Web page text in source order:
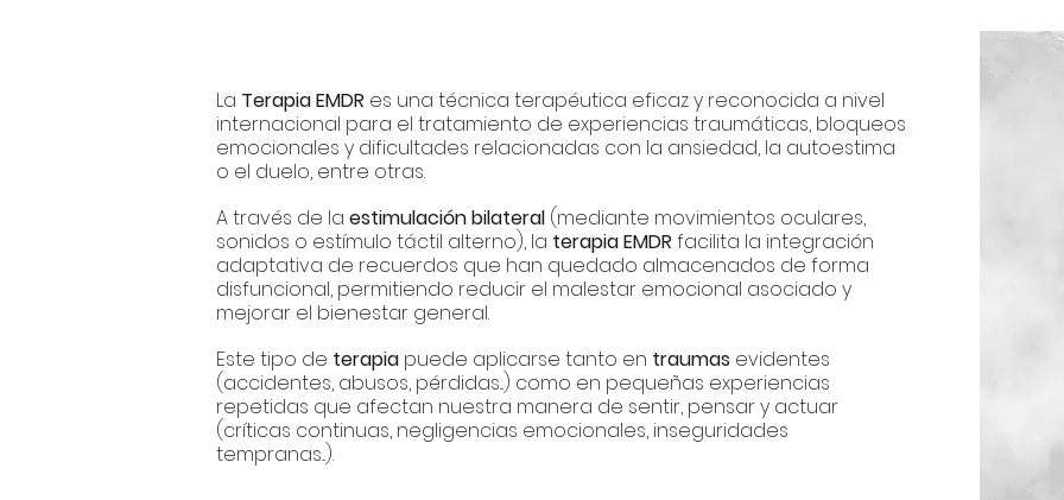
La Terapia EMDR es una técnica terapéutica eficaz y reconocida a nivel
internacional para el tratamiento de experiencias traumáticas, bloqueos
emocionales y dificultades relacionadas con la ansiedad, la autoestima
o el duelo, entre otras.
A través de la estimulación bilateral (mediante movimientos oculares,
sonidos o estímulo táctil alterno), la terapia EMDR facilita la integración
adaptativa de recuerdos que han quedado almacenados de forma
disfuncional, permitiendo reducir el malestar emocional asociado y
mejorar el bienestar general.
Este tipo de terapia puede aplicarse tanto en traumas evidentes
(accidentes, abusos, pérdidas...) como en pequeñas experiencias
repetidas que afectan nuestra manera de sentir, pensar y actuar
(críticas continuas, negligencias emocionales, inseguridades
tempranas...).​